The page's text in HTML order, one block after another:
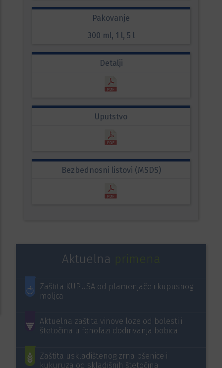
Pakovanje
300 ml, 1 l, 5 l
Detalji
Uputstvo
Bezbednosni listovi (MSDS)
Aktuelna
Zaštita KUPUSA od plamenjače i kupusnog
moljca
Aktuelna zaštita vinove loze od bolesti i
štetočina u fenofazi dodirivanja bobica
Zaštita uskladištenog zrna pšenice i
kukuruza od skladišnih štetočina